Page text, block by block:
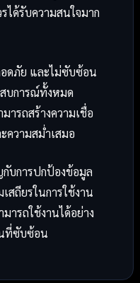
ด้รับความสนใจมาก
อดภัย และไม่ซับซ้อน
บการณ์ทั้งหมด
รถสร้างความเชื่อ
ความสม่ำเสมอ
บการปกป้องข้อมูล
สถียรในการใช้งาน
ารถใช้งานได้อย่าง
ที่ซับซ้อน